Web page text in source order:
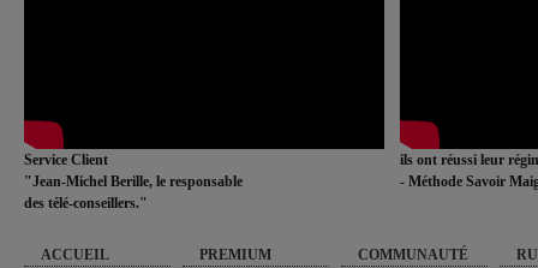
Service Client
"Jean-Michel Berille, le responsable
des télé-conseillers."
ils ont réussi leur
- Méthode Savoir
ACCUEIL PREMIUM COMMUNAUTÉ